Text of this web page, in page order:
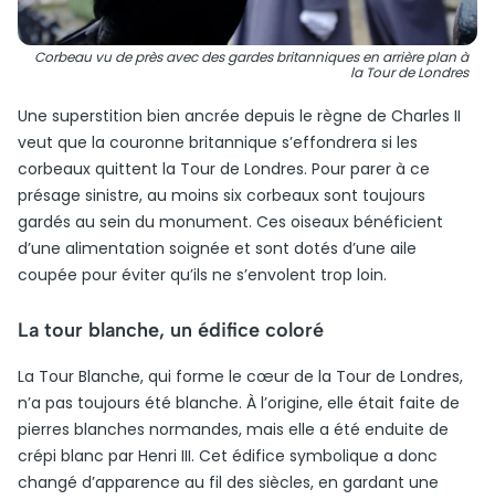
Corbeau vu de près avec des gardes britanniques en arrière plan à
la Tour de Londres
Une superstition bien ancrée depuis le règne de Charles II
veut que la couronne britannique s’effondrera si les
corbeaux quittent la Tour de Londres. Pour parer à ce
présage sinistre, au moins six corbeaux sont toujours
gardés au sein du monument. Ces oiseaux bénéficient
d’une alimentation soignée et sont dotés d’une aile
coupée pour éviter qu’ils ne s’envolent trop loin.
La tour blanche, un édifice coloré
La Tour Blanche, qui forme le cœur de la Tour de Londres,
n’a pas toujours été blanche. À l’origine, elle était faite de
pierres blanches normandes, mais elle a été enduite de
crépi blanc par Henri III. Cet édifice symbolique a donc
changé d’apparence au fil des siècles, en gardant une